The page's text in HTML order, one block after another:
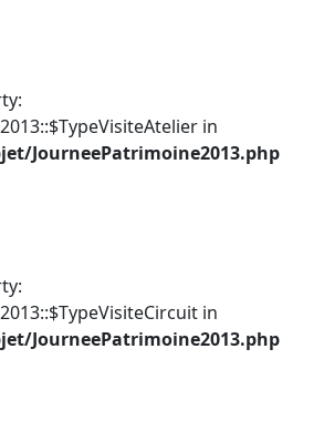
in
JourneePatrimoine2013.php
in
JourneePatrimoine2013.php